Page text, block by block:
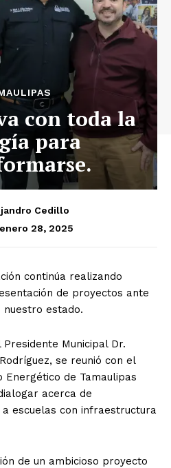
con toda la
para
Cedillo
enero 28, 2025
continúa realizando
de proyectos ante
estado.
Municipal Dr.
se reunió con el
de Tamaulipas
acerca de
escuelas con infraestructura
de un ambicioso proyecto